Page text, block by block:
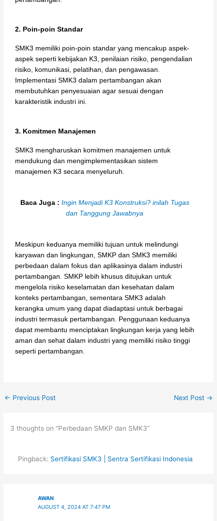
2. Poin-poin Standar
SMK3 memiliki poin-poin standar yang mencakup aspek-
aspek seperti kebijakan K3, penilaian risiko, pengendalian
risiko, komunikasi, pelatihan, dan pengawasan.
Implementasi SMK3 dalam pertambangan akan
membutuhkan penyesuaian agar sesuai dengan
karakteristik industri ini.
3. Komitmen Manajemen
SMK3 mengharuskan komitmen manajemen untuk
mendukung dan mengimplementasikan sistem
manajemen K3 secara menyeluruh.
Baca Juga : Ingin Menjadi K3 Konstruksi? inilah Tugas
dan Tanggung Jawabnya
Meskipun keduanya memiliki tujuan untuk melindungi
karyawan dan lingkungan, SMKP dan SMK3 memiliki
perbedaan dalam fokus dan aplikasinya dalam industri
pertambangan. SMKP lebih khusus ditujukan untuk
mengelola risiko keselamatan dan kesehatan dalam
konteks pertambangan, sementara SMK3 adalah
kerangka umum yang dapat diadaptasi untuk berbagai
industri termasuk pertambangan. Penggunaan keduanya
dapat membantu menciptakan lingkungan kerja yang lebih
aman dan sehat dalam industri yang memiliki risiko tinggi
seperti pertambangan.
← Previous Post Next Post →
3 thoughts on “Perbedaan SMKP dan SMK3”
Pingback: Sertifikasi SMK3 | Sentra Sertifikasi Indonesia
AWAN
AUGUST 4, 2024 AT 7:47 PM